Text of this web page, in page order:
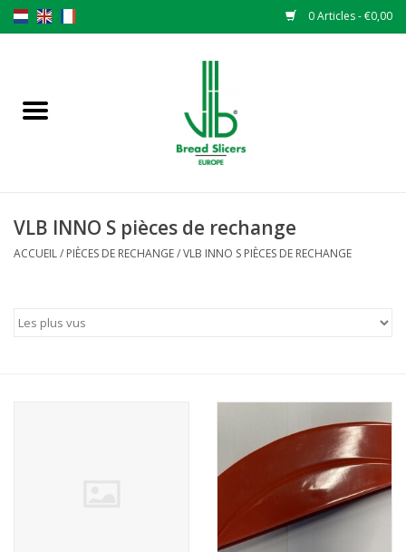
0 Articles - €0,00
Couteaux originaux VLB lames
VLB INNO S pièces de rechange
ACCUEIL/ PIÈCES DE RECHANGE/VLB INNO S PIÈCES DE RECHANGE